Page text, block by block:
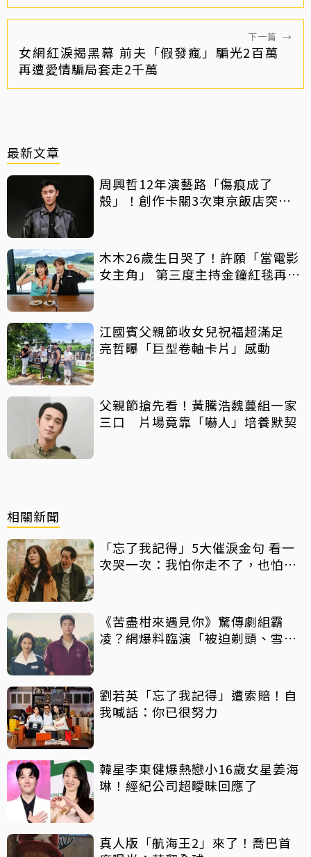
下一篇 →
女網紅淚揭黑幕 前夫「假發瘋」騙光2百萬
再遭愛情騙局套走2千萬
最新文章
周興哲12年演藝路「傷痕成了
殼」！創作卡關3次東京飯店突找
木木26歲生日哭了！許願「當電影
女主角」 第三度主持金鐘紅毯再喊
江國賓父親節收女兒祝福超滿足
亮哲曝「巨型卷軸卡片」感動
父親節搶先看！黃騰浩魏蔓組一家
三口 片場竟靠「嚇人」培養默契
相關新聞
「忘了我記得」5大催淚金句 看一
次哭一次：我怕你走不了，也怕你
《苦盡柑來遇見你》驚傳劇組霸
凌？網爆料臨演「被迫剃頭、雪中
劉若英「忘了我記得」遭索賠！自
我喊話：你已很努力
韓星李東健爆熱戀小16歲女星姜海
琳！經紀公司超曖昧回應了
真人版「航海王2」來了！喬巴首